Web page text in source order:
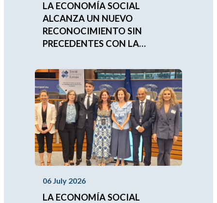
LA ECONOMÍA SOCIAL
ALCANZA UN NUEVO
RECONOCIMIENTO SIN
PRECEDENTES CON LA
COMPROMISO
IBEROAMERICANO 2026-2030
06 July 2026
LA ECONOMÍA SOCIAL